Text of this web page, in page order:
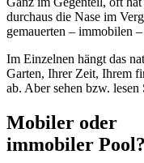
durchaus die Nase im
gemauerten – immobilen
Im Einzelnen hängt das
Garten, Ihrer Zeit, Ihrem
ab. Aber sehen bzw. lesen
Mobiler oder
immobiler Pool?